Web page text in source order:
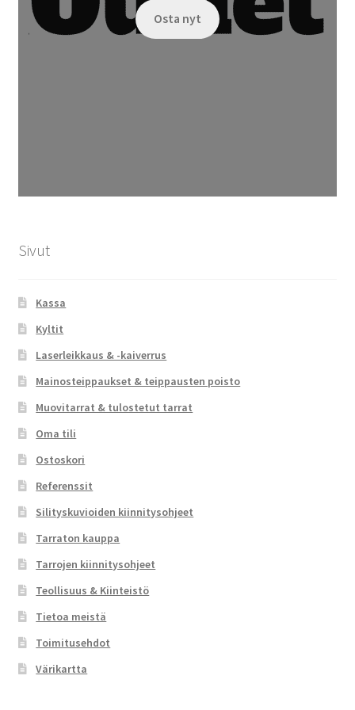
Osta nyt
Sivut
Kassa
Kyltit
Laserleikkaus & -kaiverrus
Mainosteippaukset & teippausten poisto
Muovitarrat & tulostetut tarrat
Oma tili
Ostoskori
Referenssit
Silityskuvioiden kiinnitysohjeet
Tarraton kauppa
Tarrojen kiinnitysohjeet
Teollisuus & Kiinteistö
Tietoa meistä
Toimitusehdot
Värikartta